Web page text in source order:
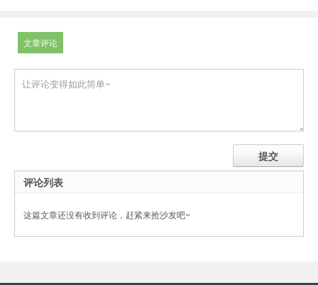
文章评论
评论列表
这篇文章还没有收到评论，赶紧来抢沙发吧~